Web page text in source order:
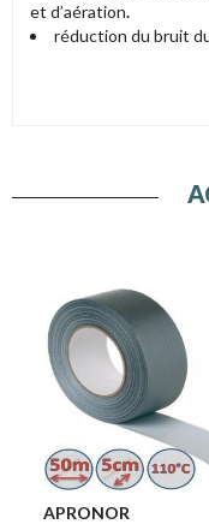
et d’aération.
réduction du bruit
APRONOR